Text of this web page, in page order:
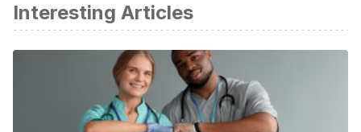
González Villa, Ángela Andrea.
esenciales y extractos etanólicos de plantas del Amazonas.
Diss. Universidad Nacional de Colombia-Sede Manizales,
Ll, Rojas, P. Jennifer, and V. Perea. “Obtención de aceites
esenciales y pectinas a partir de subproductos de jugos
Interesting Articles